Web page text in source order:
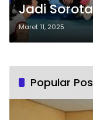
Jadi
atau
Maret 11, 2025
Popular